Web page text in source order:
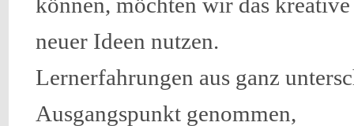
neuer Ideen nutzen.
Lernerfahrungen aus ganz
Ausgangspunkt genommen,